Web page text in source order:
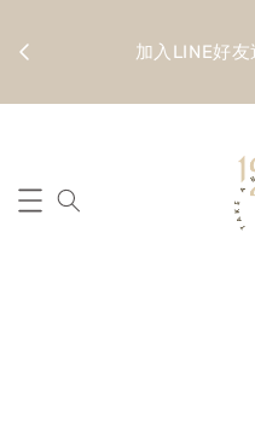
加入LINE好